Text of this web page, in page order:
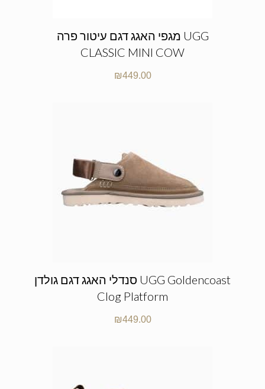
מגפי האגג דגם עיטור פרה UGG
CLASSIC MINI COW
₪449.00
סנדלי האגג דגם גולדן UGG Goldencoast
Clog Platform
₪449.00